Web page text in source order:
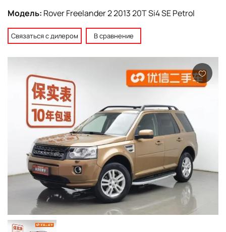
Модель: Rover Freelander 2 2013 20T Si4 SE Petrol
Связаться с дилером В сравнение